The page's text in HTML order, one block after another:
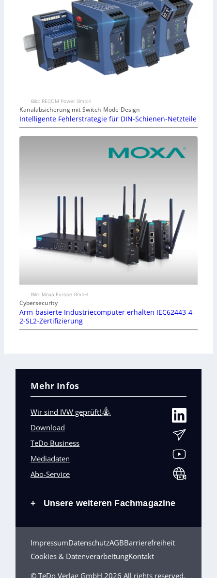
Bild: RECOM Power GmbH
Kanalabsicherung mit Switch-Mode-Design
Intelligente Fehlerstrategie für DIN-Schienen-Netzteile
Bild: Moxa Europe GmbH
Cybersecurity
Arm-basierte Industriecomputer erhalten IEC62443-4-
2-SL2-Zertifizierung
Mehr Infos
Wir sind IVW geprüft!
Download
TeDo Business
Mediadaten
Abo-Service
+ Unsere weiteren Fachmagazine
ImpressumDatenschutzAGBBarrierefreiheit
Cookies & DatenverarbeitungKontakt
© TeDo Verlag GmbH 2026 All rights reserved.